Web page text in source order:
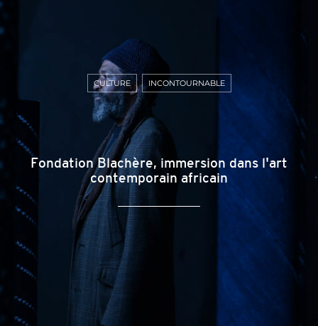
Fondation Blachère, immersion dans l'art
contemporain africain
CULTURE INCONTOURNABLE